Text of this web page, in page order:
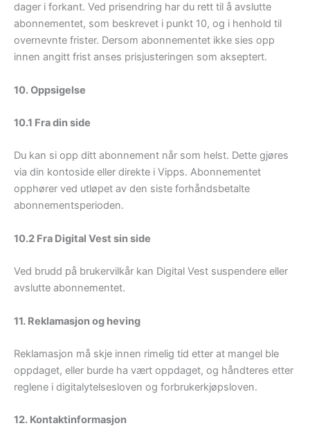
dager i forkant. Ved prisendring har du rett til å avslutte
abonnementet, som beskrevet i punkt 10, og i henhold til
overnevnte frister. Dersom abonnementet ikke sies opp
innen angitt frist anses prisjusteringen som akseptert.
10. Oppsigelse
10.1 Fra din side
Du kan si opp ditt abonnement når som helst. Dette gjøres
via din kontoside eller direkte i Vipps. Abonnementet
opphører ved utløpet av den siste forhåndsbetalte
abonnementsperioden.
10.2 Fra Digital Vest sin side
Ved brudd på brukervilkår kan Digital Vest suspendere eller
avslutte abonnementet.
11. Reklamasjon og heving
Reklamasjon må skje innen rimelig tid etter at mangel ble
oppdaget, eller burde ha vært oppdaget, og håndteres etter
reglene i digitalytelsesloven og forbrukerkjøpsloven.
12. Kontaktinformasjon